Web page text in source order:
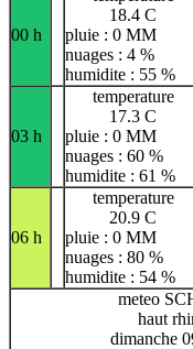
00 h
18.4 C
pluie : 0 MM
nuages : 4 %
humidite : 55 %
03 h
temperature
17.3 C
pluie : 0 MM
nuages : 60 %
humidite : 61 %
06 h
temperature
20.9 C
pluie : 0 MM
nuages : 80 %
humidite : 54 %
meteo
haut
dimanche